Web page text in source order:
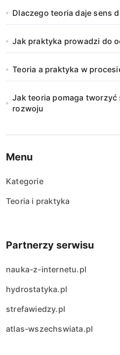
Dlaczego teoria daje sens
Jak praktyka prowadzi do
Teoria a praktyka w
Jak teoria pomaga
rozwoju
Menu
Kategorie
Teoria i praktyka
Partnerzy serwisu
nauka-z-internetu.pl
hydrostatyka.pl
strefawiedzy.pl
atlas-wszechswiata.pl